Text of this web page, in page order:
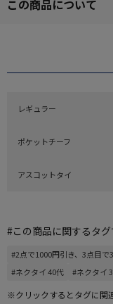
この商品について
レギュラー
ポケットチーフ
アスコットタイ
#この商品に関するタ
#2点で1000円引き、3点目
#ネクタイ 40代
#ネクタイ
※クリックするとタグに関